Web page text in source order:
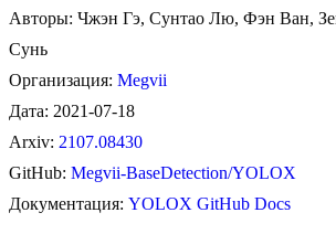
Авторы: Чжэн Гэ, Сунтао Лю, Фэн Ван,
Сунь
Организация: Megvii
Дата: 2021-07-18
Arxiv: 2107.08430
GitHub: Megvii-BaseDetection/YOLOX
Документация: YOLOX GitHub Docs